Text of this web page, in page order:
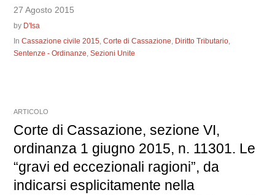
27 Agosto 2015
by D'Isa
InCassazione civile 2015,Corte di Cassazione, Diritto Tributario,
Sentenze - Ordinanze,Sezioni Unite
ARTICOLO
Corte di Cassazione, sezione VI,
ordinanza 1 giugno 2015, n. 11301. Le
“gravi ed eccezionali ragioni”, da
indicarsi esplicitamente nella